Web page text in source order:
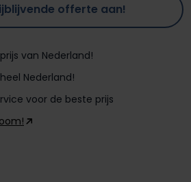
offerte aan!
van Nederland!
Nederland!
voor de beste prijs